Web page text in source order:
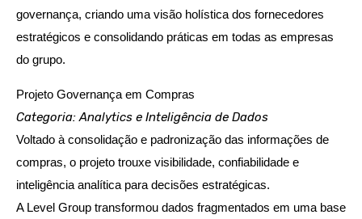
governança, criando uma visão holística dos fornecedores
estratégicos e consolidando práticas em todas as empresas
do grupo.
Projeto Governança em Compras
Categoria: Analytics e Inteligência de Dados
Voltado à consolidação e padronização das informações de
compras, o projeto trouxe visibilidade, confiabilidade e
inteligência analítica para decisões estratégicas.
A Level Group transformou dados fragmentados em uma base